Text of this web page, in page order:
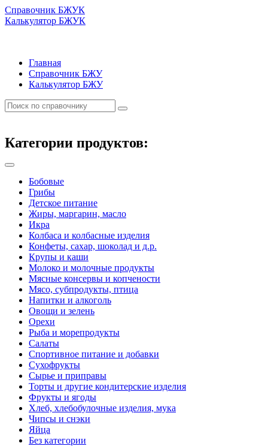
Справочник БЖУК
Калькулятор БЖУК
Главная
Справочник БЖУ
Калькулятор БЖУ
Категории продуктов:
Бобовые
Грибы
Детское питание
Жиры, маргарин, масло
Икра
Колбаса и колбасные изделия
Конфеты, сахар, шоколад и д.р.
Крупы и каши
Молоко и молочные продукты
Мясные консервы и копчености
Мясо, субпродукты, птица
Напитки и алкоголь
Овощи и зелень
Орехи
Рыба и морепродукты
Салаты
Спортивное питание и добавки
Сухофрукты
Сырье и приправы
Торты и другие кондитерские изделия
Фрукты и ягоды
Хлеб, хлебобулочные изделия, мука
Чипсы и снэки
Яйца
Без категории